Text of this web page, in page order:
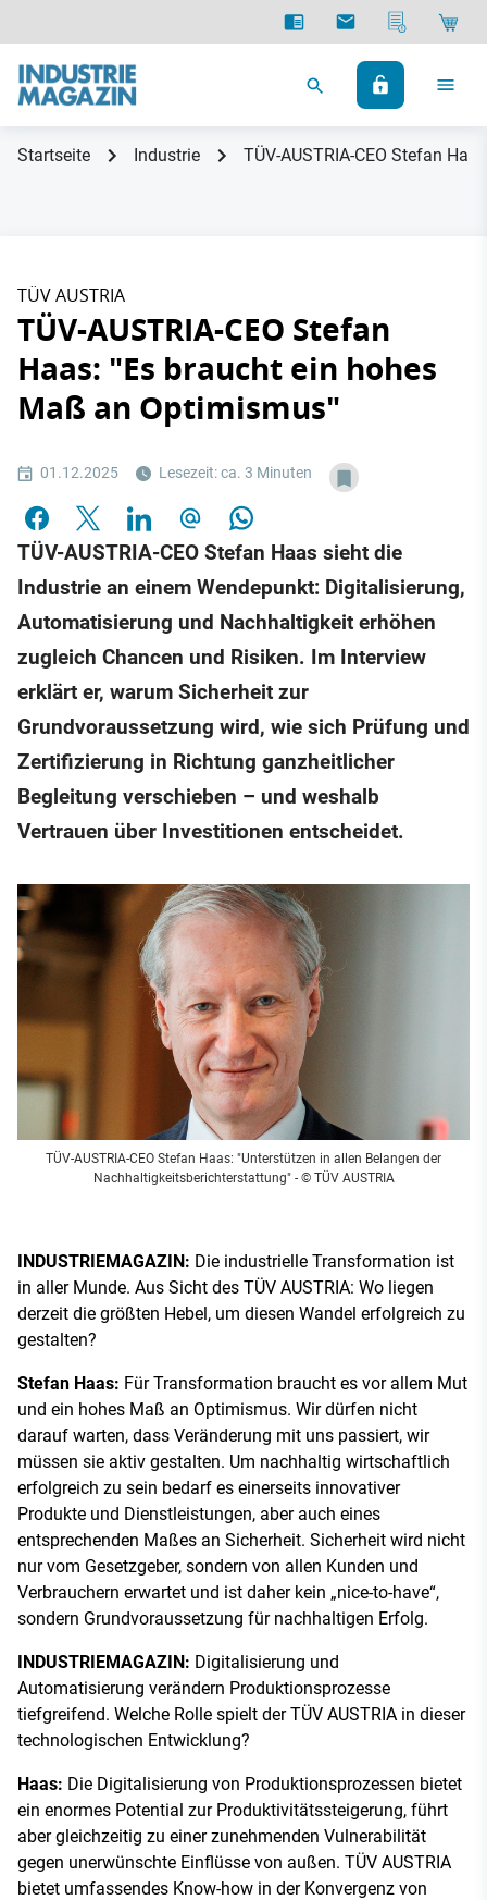
Startseite Industrie TÜV-AUSTRIA-CEO Stefan
TÜV AUSTRIA
TÜV-AUSTRIA-CEO Stefan
Haas: "Es braucht ein hohes
Maß an Optimismus"
01.12.2025 Lesezeit: ca. 3 Minuten
TÜV-AUSTRIA-CEO Stefan Haas sieht die
Industrie an einem Wendepunkt: Digitalisierung,
Automatisierung und Nachhaltigkeit erhöhen
zugleich Chancen und Risiken. Im Interview
erklärt er, warum Sicherheit zur
Grundvoraussetzung wird, wie sich Prüfung und
Zertifizierung in Richtung ganzheitlicher
Begleitung verschieben – und weshalb
Vertrauen über Investitionen entscheidet.
TÜV-AUSTRIA-CEO Stefan Haas: "Unterstützen in allen Belangen der
Nachhaltigkeitsberichterstattung"- © TÜV AUSTRIA
INDUSTRIEMAGAZIN: Die industrielle Transformation ist
in aller Munde. Aus Sicht des TÜV AUSTRIA: Wo liegen
derzeit die größten Hebel, um diesen Wandel erfolgreich zu
gestalten?
Stefan Haas: Für Transformation braucht es vor allem Mut
und ein hohes Maß an Optimismus. Wir dürfen nicht
darauf warten, dass Veränderung mit uns passiert, wir
müssen sie aktiv gestalten. Um nachhaltig wirtschaftlich
erfolgreich zu sein bedarf es einerseits innovativer
Produkte und Dienstleistungen, aber auch eines
entsprechenden Maßes an Sicherheit. Sicherheit wird nicht
nur vom Gesetzgeber, sondern von allen Kunden und
Verbrauchern erwartet und ist daher kein „nice-to-have“,
sondern Grundvoraussetzung für nachhaltigen Erfolg.
INDUSTRIEMAGAZIN: Digitalisierung und
Automatisierung verändern Produktionsprozesse
tiefgreifend. Welche Rolle spielt der TÜV AUSTRIA in dieser
technologischen Entwicklung?
Haas: Die Digitalisierung von Produktionsprozessen bietet
ein enormes Potential zur Produktivitätssteigerung, führt
aber gleichzeitig zu einer zunehmenden Vulnerabilität
gegen unerwünschte Einflüsse von außen. TÜV AUSTRIA
bietet umfassendes Know-how in der Konvergenz von